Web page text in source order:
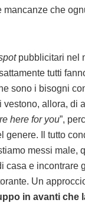
che
pubblicitari nel
tutti
sono i bisogni
allora, di
here for you”,
genere. Il tutto
messi male,
casa e incontrare
Un
in avanti che